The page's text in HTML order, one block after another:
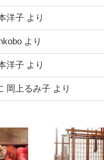
洋子 より
より
洋子 より
岡上るみ子 より